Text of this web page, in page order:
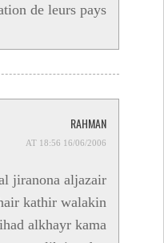
de leurs pays .
RAHMAN
16/06/2006 AT 18:56
jiranona aljazair
kathir walakin
alkhayr kama